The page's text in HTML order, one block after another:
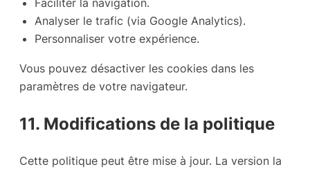
Faciliter la navigation.
Analyser le trafic (via Google Analytics).
Personnaliser votre expérience.
Vous pouvez désactiver les cookies dans les
paramètres de votre navigateur.
11. Modifications de la politique
Cette politique peut être mise à jour. La version la